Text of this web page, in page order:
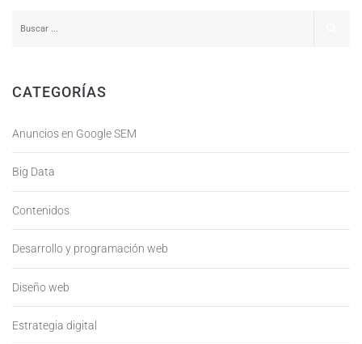
CATEGORÍAS
Anuncios en Google SEM
Big Data
Contenidos
Desarrollo y programación web
Diseño web
Estrategia digital